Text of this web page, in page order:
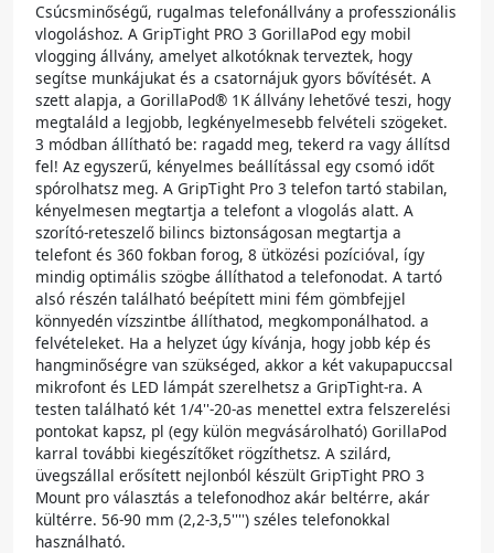
Csúcsminőségű, rugalmas telefonállvány a professzionális
vlogoláshoz. A GripTight PRO 3 GorillaPod egy mobil
vlogging állvány, amelyet alkotóknak terveztek, hogy
segítse munkájukat és a csatornájuk gyors bővítését. A
szett alapja, a GorillaPod® 1K állvány lehetővé teszi, hogy
megtaláld a legjobb, legkényelmesebb felvételi szögeket.
3 módban állítható be: ragadd meg, tekerd ra vagy állítsd
fel! Az egyszerű, kényelmes beállítással egy csomó időt
spórolhatsz meg. A GripTight Pro 3 telefon tartó stabilan,
kényelmesen megtartja a telefont a vlogolás alatt. A
szorító-reteszelő bilincs biztonságosan megtartja a
telefont és 360 fokban forog, 8 ütközési pozícióval, így
mindig optimális szögbe állíthatod a telefonodat. A tartó
alsó részén található beépített mini fém gömbfejjel
könnyedén vízszintbe állíthatod, megkomponálhatod. a
felvételeket. Ha a helyzet úgy kívánja, hogy jobb kép és
hangminőségre van szükséged, akkor a két vakupapuccsal
mikrofont és LED lámpát szerelhetsz a GripTight-ra. A
testen található két 1/4''-20-as menettel extra felszerelési
pontokat kapsz, pl (egy külön megvásárolható) GorillaPod
karral további kiegészítőket rögzíthetsz. A szilárd,
üvegszállal erősített nejlonból készült GripTight PRO 3
Mount pro választás a telefonodhoz akár beltérre, akár
kültérre. 56-90 mm (2,2-3,5'''') széles telefonokkal
használható.